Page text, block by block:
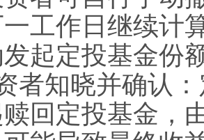
工作日继续计
起定投基金份
者知晓并确认
回定投基金，